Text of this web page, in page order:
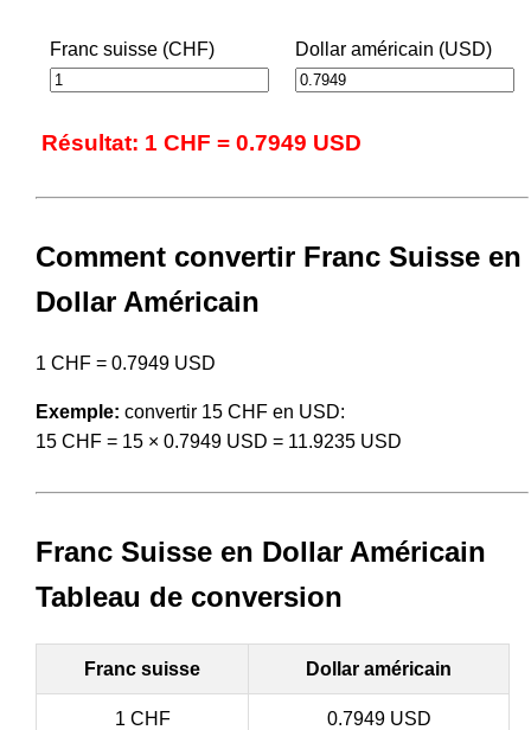
Franc suisse (CHF) Dollar américain (USD)
Résultat: 1 CHF = 0.7949 USD
Comment convertir Franc Suisse en
Dollar Américain
1 CHF = 0.7949 USD
Exemple: convertir 15 CHF en USD:
15 CHF = 15 × 0.7949 USD = 11.9235 USD
Franc Suisse en Dollar Américain
Tableau de conversion
Franc suisse Dollar américain
1 CHF 0.7949 USD